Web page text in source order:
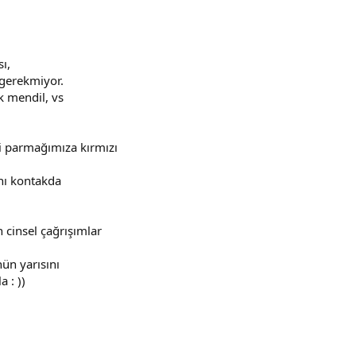
mendil, vs
kırmızı
kontakda
çağrışımlar
yarısını
: ))